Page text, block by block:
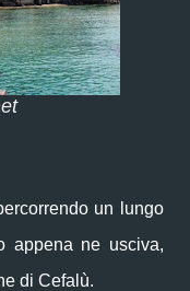
un lungo
appena ne usciva,
di Cefalù.